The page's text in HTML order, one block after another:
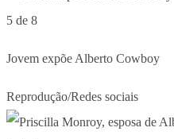
5 de 8
Jovem expõe Alberto Cowboy
Reprodução/Redes sociais